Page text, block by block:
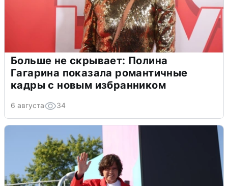
Больше не скрывает: Полина
Гагарина показала романтичные
кадры с новым избранником
6 августа 34